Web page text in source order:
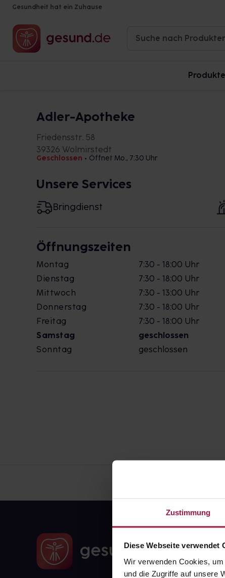
Zustimmung
Diese Webseite verwendet
Wir verwenden Cookies,
und die Zugriffe auf unsere
Gesundheit hat ein Zuhause
Produkte
Adler-Apotheke
Friedensstr. 58
39326 Wolmirstedt
Geschlossen • Öffnet Mo., 7:30 Uhr
Unsere Services
Bringdienst
Öffnungszeiten
Montag
7:30 - 18:00 Uhr
Dienstag
7:30 - 18:00 Uhr
Mittwoch
7:30 - 13:00 Uhr
Donnerstag
7:30 - 18:00 Uhr
Freitag
7:30 - 18:00 Uhr
Samstag
geschlossen
Sonntag
geschlossen